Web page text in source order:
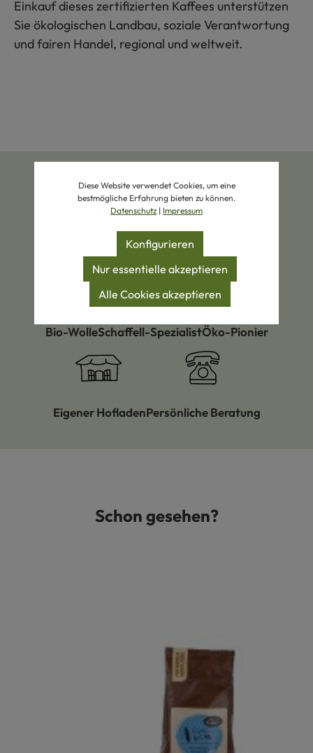
Einkauf dieses zertifizierten Kaffees unterstützen
Sie ökologischen Landbau, soziale Verantwortung
und fairen Handel, regional und weltweit.
Zertifizierte ProdukteEigene Manufakturen
Bio-WolleSchaffell-SpezialistÖko-Pionier
Eigener HofladenPersönliche Beratung
Produktgalerie überspringenSchon gesehen?
Diese Website verwendet Cookies, um eine
bestmögliche Erfahrung bieten zu können.
Datenschutz | Impressum
Nur essentielle akzeptieren
Konfigurieren
Alle Cookies akzeptieren